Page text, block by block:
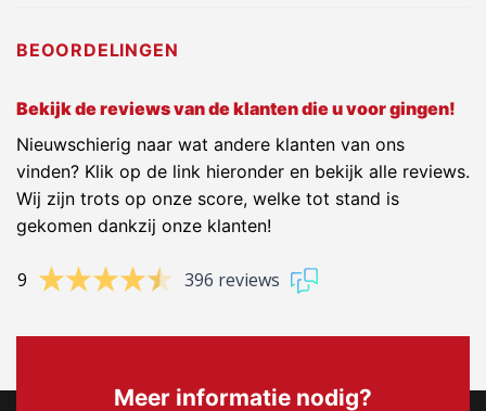
BEOORDELINGEN
Bekijk de reviews van de klanten die u voor gingen!
Nieuwschierig naar wat andere klanten van ons
vinden? Klik op de link hieronder en bekijk alle reviews.
Wij zijn trots op onze score, welke tot stand is
gekomen dankzij onze klanten!
9 396 reviews
Meer informatie nodig?